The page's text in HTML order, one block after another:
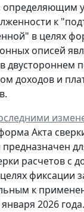
определяющим
к
в целях
описей
двустороннем
доходов и
Акта
расчетов с
фиксации
к
2026 года.